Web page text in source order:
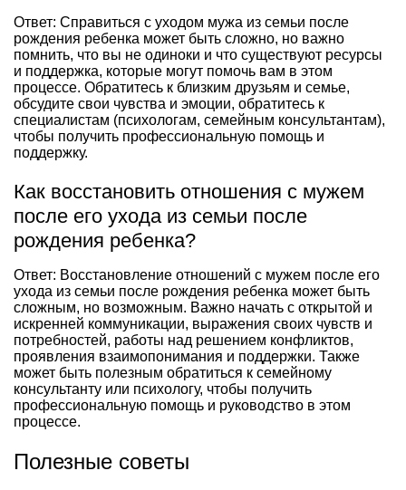
Ответ: Справиться с уходом мужа из семьи после
рождения ребенка может быть сложно, но важно
помнить, что вы не одиноки и что существуют ресурсы
и поддержка, которые могут помочь вам в этом
процессе. Обратитесь к близким друзьям и семье,
обсудите свои чувства и эмоции, обратитесь к
специалистам (психологам, семейным консультантам),
чтобы получить профессиональную помощь и
поддержку.
Как восстановить отношения с мужем
после его ухода из семьи после
рождения ребенка?
Ответ: Восстановление отношений с мужем после его
ухода из семьи после рождения ребенка может быть
сложным, но возможным. Важно начать с открытой и
искренней коммуникации, выражения своих чувств и
потребностей, работы над решением конфликтов,
проявления взаимопонимания и поддержки. Также
может быть полезным обратиться к семейному
консультанту или психологу, чтобы получить
профессиональную помощь и руководство в этом
процессе.
Полезные советы